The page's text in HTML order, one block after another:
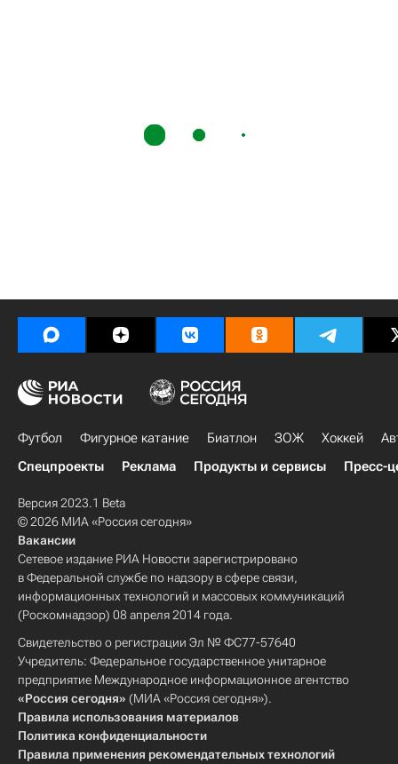
Футбол Фигурное катание Биатлон ЗОЖ Хоккей
Спецпроекты
Реклама Продукты и сервисы Пресс-
Версия 2023.1 Beta
© 2026 МИА «Россия сегодня»
Вакансии
Сетевое издание РИА Новости зарегистрировано
в Федеральной службе по надзору в сфере связи,
информационных технологий и массовых коммуникаций
(Роскомнадзор) 08 апреля 2014 года.
Свидетельство о регистрации Эл № ФС77-57640
Учредитель: Федеральное государственное унитарное
предприятие Международное информационное агентство
«Россия сегодня» (МИА «Россия сегодня»).
Правила использования материалов
Политика конфиденциальности
Правила применения рекомендательных технологий